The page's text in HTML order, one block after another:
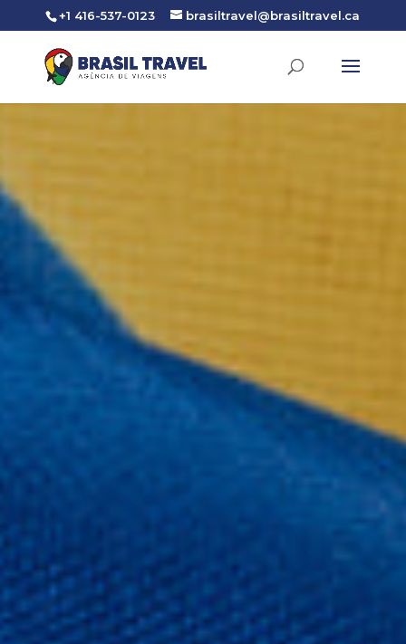
+1 416-537-0123 brasiltravel@brasiltravel.ca